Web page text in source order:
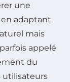
une
en adaptant
mais
appelé
du
utilisateurs